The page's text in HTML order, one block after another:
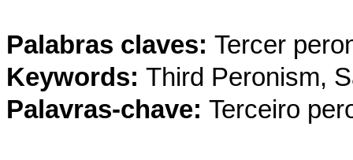
Palabras claves: Tercer
Keywords: Third Peronism,
Palavras-chave: Terceiro